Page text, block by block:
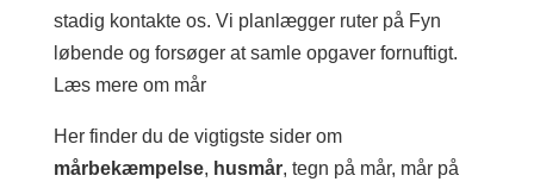
stadig kontakte os. Vi planlægger ruter på Fyn
løbende og forsøger at samle opgaver fornuftigt.
Læs mere om mår
Her finder du de vigtigste sider om
mårbekæmpelse, husmår, tegn på mår, mår på